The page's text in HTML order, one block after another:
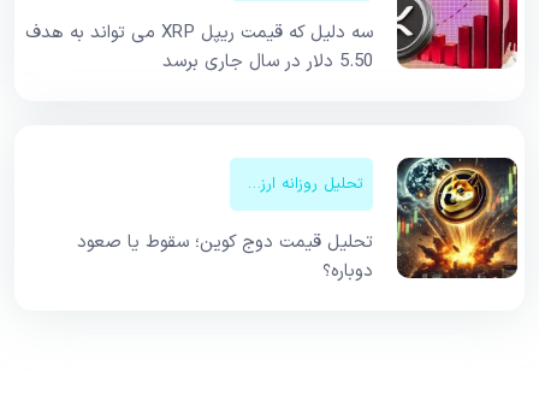
سه دلیل که قیمت ریپل XRP می تواند به هدف
5.50 دلار در سال جاری برسد
تحلیل روزانه ارزهای دیجیتال
تحلیل قیمت دوج کوین؛ سقوط یا صعود
دوباره؟